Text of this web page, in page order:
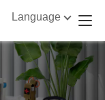
Language